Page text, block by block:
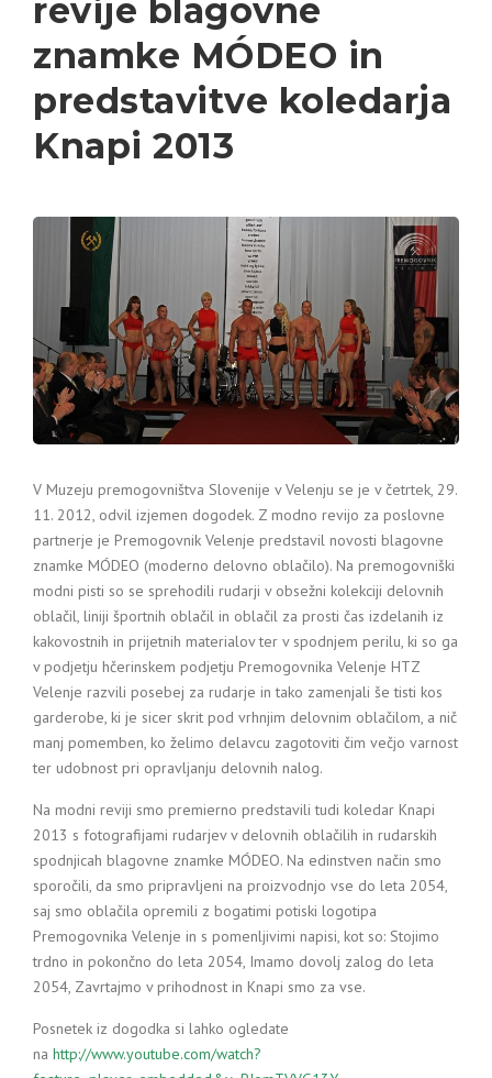
revije blagovne
znamke MÓDEO in
predstavitve koledarja
Knapi 2013
V Muzeju premogovništva Slovenije v Velenju se je v četrtek, 29.
11. 2012, odvil izjemen dogodek. Z modno revijo za poslovne
partnerje je Premogovnik Velenje predstavil novosti blagovne
znamke MÓDEO (moderno delovno oblačilo). Na premogovniški
modni pisti so se sprehodili rudarji v obsežni kolekciji delovnih
oblačil, liniji športnih oblačil in oblačil za prosti čas izdelanih iz
kakovostnih in prijetnih materialov ter v spodnjem perilu, ki so ga
v podjetju hčerinskem podjetju Premogovnika Velenje HTZ
Velenje razvili posebej za rudarje in tako zamenjali še tisti kos
garderobe, ki je sicer skrit pod vrhnjim delovnim oblačilom, a nič
manj pomemben, ko želimo delavcu zagotoviti čim večjo varnost
ter udobnost pri opravljanju delovnih nalog.
Na modni reviji smo premierno predstavili tudi koledar Knapi
2013 s fotografijami rudarjev v delovnih oblačilih in rudarskih
spodnjicah blagovne znamke MÓDEO. Na edinstven način smo
sporočili, da smo pripravljeni na proizvodnjo vse do leta 2054,
saj smo oblačila opremili z bogatimi potiski logotipa
Premogovnika Velenje in s pomenljivimi napisi, kot so: Stojimo
trdno in pokončno do leta 2054, Imamo dovolj zalog do leta
2054, Zavrtajmo v prihodnost in Knapi smo za vse.
Posnetek iz dogodka si lahko ogledate
na http://www.youtube.com/watch?